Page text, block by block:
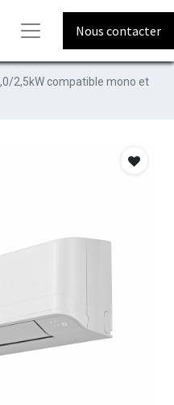
Nous contacter
2,5kW compatible mono et